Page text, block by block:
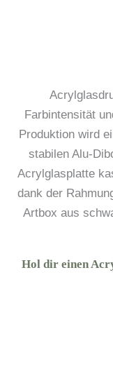
Farbintensität
Produktion wird
stabilen Alu-
Acrylglasplatte
dank der
Artbox aus
Hol dir einen